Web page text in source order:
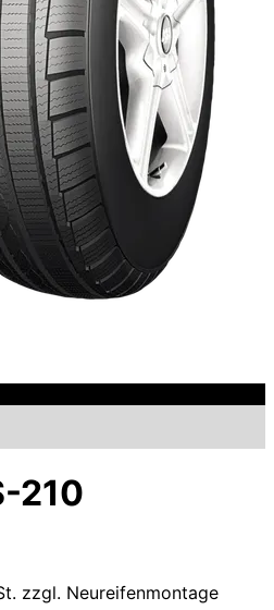
210
zzgl. Neureifenmontage